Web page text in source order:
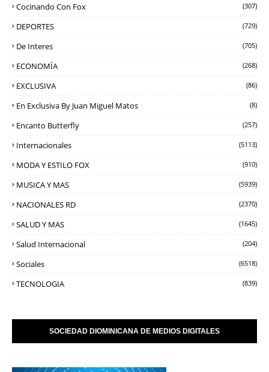
Cocinando Con Fox (307)
DEPORTES (729)
De Interes (705)
ECONOMÍA (268)
EXCLUSIVA (86)
En Exclusiva By Juan Miguel Matos (8)
Encanto Butterfly (257)
Internacionales (5113)
MODA Y ESTILO FOX (910)
MUSICA Y MAS (5939)
NACIONALES RD (2370)
SALUD Y MAS (1645)
Salud Internacional (204)
Sociales (6518)
TECNOLOGIA (839)
SOCIEDAD DIOMINICANA DE MEDIOS DIGITALES